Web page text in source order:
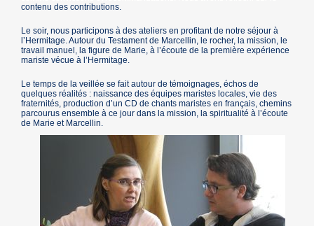
contenu des contributions.
Le soir, nous participons à des ateliers en profitant de notre séjour à
l’Hermitage. Autour du Testament de Marcellin, le rocher, la mission, le
travail manuel, la figure de Marie, à l’écoute de la première expérience
mariste vécue à l’Hermitage.
Le temps de la veillée se fait autour de témoignages, échos de
quelques réalités : naissance des équipes maristes locales, vie des
fraternités, production d’un CD de chants maristes en français, chemins
parcourus ensemble à ce jour dans la mission, la spiritualité à l’écoute
de Marie et Marcellin.